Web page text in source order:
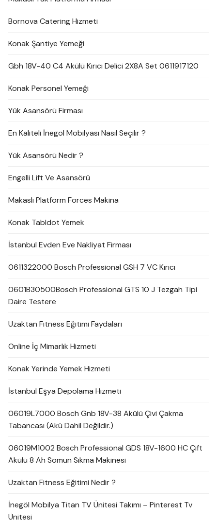
Bornova Catering Hizmeti
Konak Şantiye Yemeği
Gbh 18V-40 C4 Akülü Kırıcı Delici 2X8A Set 0611917120
Konak Personel Yemeği
Yük Asansörü Firması
En Kaliteli İnegöl Mobilyası Nasıl Seçilir ?
Yük Asansörü Nedir ?
Engelli Lift Ve Asansörü
Makaslı Platform Forces Makina
Konak Tabldot Yemek
İstanbul Evden Eve Nakliyat Firması
0611322000 Bosch Professional GSH 7 VC Kırıcı
0601B30500Bosch Professional GTS 10 J Tezgah Tipi
Daire Testere
Uzaktan Fitness Eğitimi Faydaları
Online İç Mimarlık Hizmeti
Konak Yerinde Yemek Hizmeti
İstanbul Eşya Depolama Hizmeti
06019L7000 Bosch Gnb 18V-38 Akülü Çivi Çakma
Tabancası (Akü Dahil Değildir.)
06019M1002 Bosch Professional GDS 18V-1600 HC Çift
Akülü 8 Ah Somun Sıkma Makinesi
Uzaktan Fitness Eğitimi Nedir ?
İnegöl Mobilya Titan TV Ünitesi Takımı – Pinterest Tv
Ünitesi